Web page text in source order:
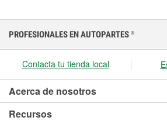
PROFESIONALES EN AUTOPARTES ®
Contacta tu tienda local
Acerca de nosotros
Recursos